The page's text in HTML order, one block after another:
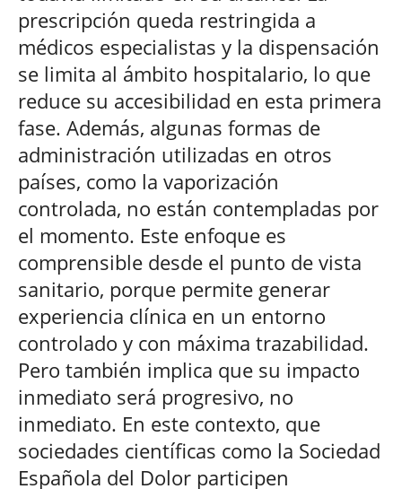
prescripción queda restringida a
médicos especialistas y la dispensación
se limita al ámbito hospitalario, lo que
reduce su accesibilidad en esta primera
fase. Además, algunas formas de
administración utilizadas en otros
países, como la vaporización
controlada, no están contempladas por
el momento. Este enfoque es
comprensible desde el punto de vista
sanitario, porque permite generar
experiencia clínica en un entorno
controlado y con máxima trazabilidad.
Pero también implica que su impacto
inmediato será progresivo, no
inmediato. En este contexto, que
sociedades científicas como la Sociedad
Española del Dolor participen